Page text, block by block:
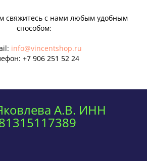
свяжитесь с нами любым удобным
способом:
info@vincentshop.ru
+7 906 251 52 24
А.В. ИНН